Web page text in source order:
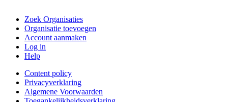
Zoek Organisaties
Organisatie toevoegen
Account aanmaken
Log in
Help
Content policy
Privacyverklaring
Algemene Voorwaarden